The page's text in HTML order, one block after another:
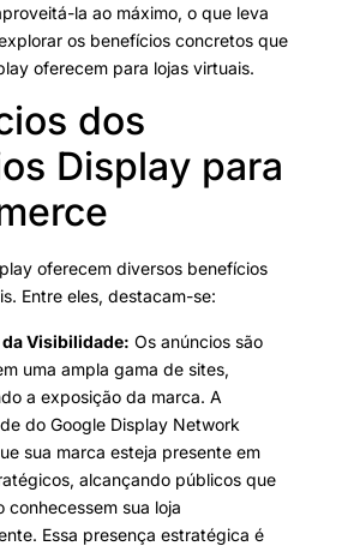
la ao máximo, o que leva
os benefícios concretos que
oferecem para lojas virtuais.
dos
Display para
oferecem diversos benefícios
Entre eles, destacam-se:
Visibilidade: Os anúncios são
uma ampla gama de sites,
a exposição da marca. A
do Google Display Network
sua marca esteja presente em
alcançando públicos que
conhecessem sua loja
Essa presença estratégica é